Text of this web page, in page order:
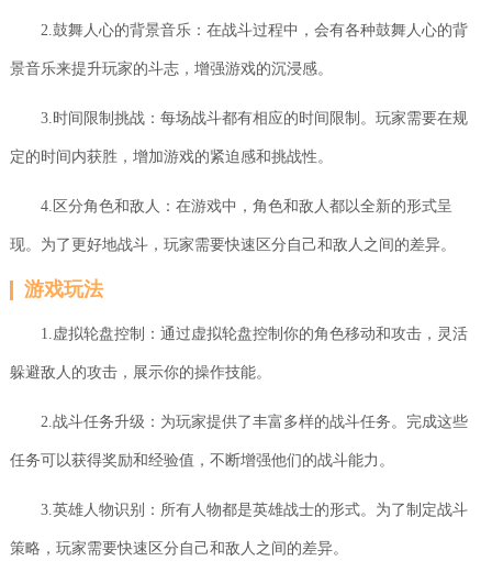
2.鼓舞人心的背景音乐：在战斗过程中，会有各种鼓舞人心的背
景音乐来提升玩家的斗志，增强游戏的沉浸感。
3.时间限制挑战：每场战斗都有相应的时间限制。玩家需要在规
定的时间内获胜，增加游戏的紧迫感和挑战性。
4.区分角色和敌人：在游戏中，角色和敌人都以全新的形式呈
现。为了更好地战斗，玩家需要快速区分自己和敌人之间的差异。
游戏玩法
1.虚拟轮盘控制：通过虚拟轮盘控制你的角色移动和攻击，灵活
躲避敌人的攻击，展示你的操作技能。
2.战斗任务升级：为玩家提供了丰富多样的战斗任务。完成这些
任务可以获得奖励和经验值，不断增强他们的战斗能力。
3.英雄人物识别：所有人物都是英雄战士的形式。为了制定战斗
策略，玩家需要快速区分自己和敌人之间的差异。